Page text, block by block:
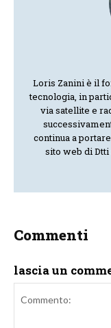
Loris Zanini è il
tecnologia, in
via satellite e
continua a
sito web di
Commenti
lascia un